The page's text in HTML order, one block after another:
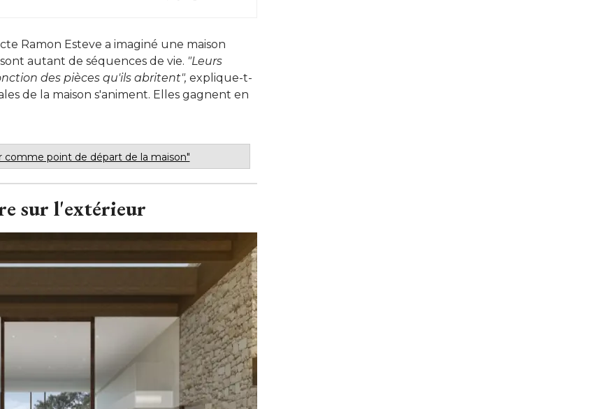
Ramon Esteve a imaginé une maison
autant de séquences de vie. "Leurs
des pièces qu'ils abritent", explique-t-
de la maison s'animent. Elles gagnent en
comme point de départ de la maison"
sur l'extérieur